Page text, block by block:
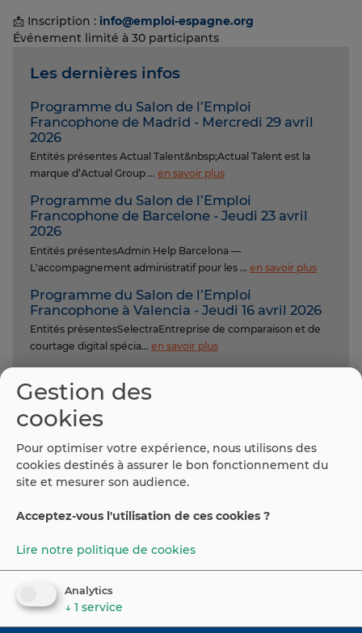
📩 Inscription : info@emploi-espagne.org
Événement limité à 30 participants
Les dernières infos
Programme du Salon de l’Emploi
Francophone de Madrid - Mercredi 29 avril
2026
Entités présentes Actual Talent&nbsp;Actual Talent est la
marque d’Actual Group ... en savoir plus
Programme du Salon de l’Emploi
Francophone de Barcelone - Jeudi 23 avril
2026
Entités présentesAdmin Help Barcelona —
L'accompagnement administratif pour les ... en savoir plus
Programme du Salon de l’Emploi
Francophone à Valencia - Jeudi 16 avril 2026
Entités présentesSelectraEntreprise de comparaison et de
courtage digital spécia... en savoir plus
Salons de l'EmploiDepuis son lancement en 2014, le Salon de
l’Emploi s’est affir...
ambición europea
Bonne année 2026 à toutes et à tous !Toute l’équipe Emploi
Espagne vous adresse ...en savoir plus
©2026Espaiweb
Avis légal
Gestion des
cookies
Pour optimiser votre expérience, nous utilisons des
cookies destinés à assurer le bon fonctionnement du
site et mesurer son audience.
Acceptez-vous l'utilisation de ces cookies ?
Lire notre politique de cookies
Analytics
↓ 1 service